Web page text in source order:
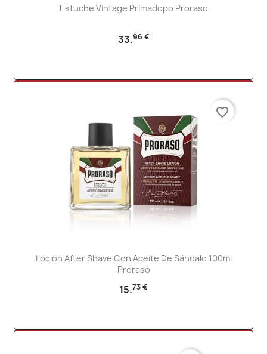
Estuche Vintage Primadopo Proraso
33.96 €
Loción After Shave Con Aceite De Sándalo 100ml
Proraso
15.73 €
favorite_border